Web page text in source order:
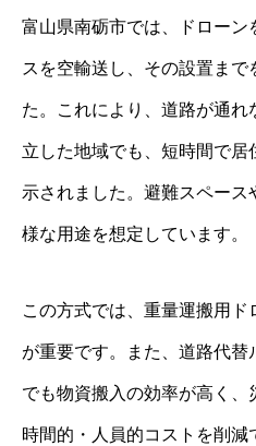
富山県南砺市では、ドローン
スを空輸送し、その設置まで
た。これにより、道路が通れ
立した地域でも、短時間で
示されました。避難スペー
様な用途を想定しています。
この方式では、重量運搬用
が重要です。また、道路代
でも物資搬入の効率が高く、
時間的・人員的コストを削減